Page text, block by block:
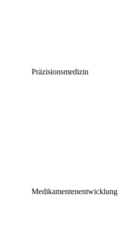
Präzisionsmedizin
Medikamentenentwicklung